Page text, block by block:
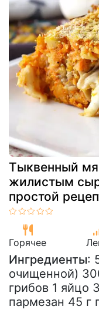
Тыквенный
жилистым
простой
Горячее
Ингредиенты:
очищенной)
грибов 1 яйцо
пармезан 45 г